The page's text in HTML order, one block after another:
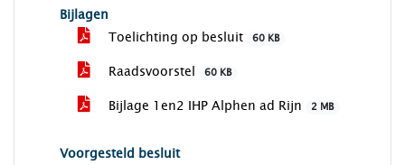
Bijlagen
Toelichting op besluit
60 KB
Raadsvoorstel 60 KB
Bijlage 1en2 IHP Alphen ad Rijn 2 MB
Voorgesteld besluit